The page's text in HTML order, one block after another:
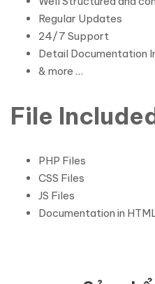
Regular Updates
24/7 Support
Detail Documentation
& more …
File
PHP Files
CSS Files
JS Files
Documentation in